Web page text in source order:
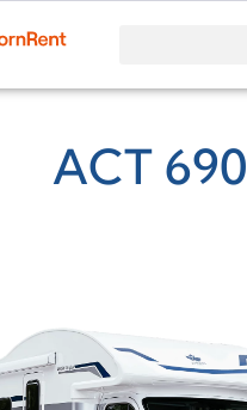
ACT 690